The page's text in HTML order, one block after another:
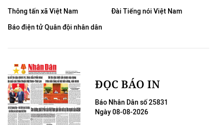
Thông tấn xã Việt Nam
Đài Tiếng nói Việt Nam
Báo điện tử Quân đội nhân dân
ĐỌC BÁO IN
Báo Nhân Dân số 25831
Ngày 08-08-2026